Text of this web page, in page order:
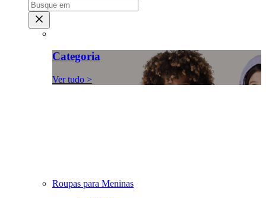
Categoria
Ver tudo >
Roupas para Meninas